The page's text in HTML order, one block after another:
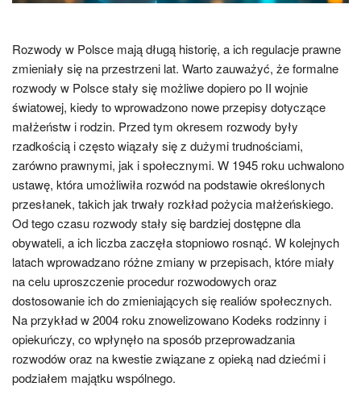
Rozwody w Polsce mają długą historię, a ich regulacje prawne
zmieniały się na przestrzeni lat. Warto zauważyć, że formalne
rozwody w Polsce stały się możliwe dopiero po II wojnie
światowej, kiedy to wprowadzono nowe przepisy dotyczące
małżeństw i rodzin. Przed tym okresem rozwody były
rzadkością i często wiązały się z dużymi trudnościami,
zarówno prawnymi, jak i społecznymi. W 1945 roku uchwalono
ustawę, która umożliwiła rozwód na podstawie określonych
przesłanek, takich jak trwały rozkład pożycia małżeńskiego.
Od tego czasu rozwody stały się bardziej dostępne dla
obywateli, a ich liczba zaczęła stopniowo rosnąć. W kolejnych
latach wprowadzano różne zmiany w przepisach, które miały
na celu uproszczenie procedur rozwodowych oraz
dostosowanie ich do zmieniających się realiów społecznych.
Na przykład w 2004 roku znowelizowano Kodeks rodzinny i
opiekuńczy, co wpłynęło na sposób przeprowadzania
rozwodów oraz na kwestie związane z opieką nad dziećmi i
podziałem majątku wspólnego.